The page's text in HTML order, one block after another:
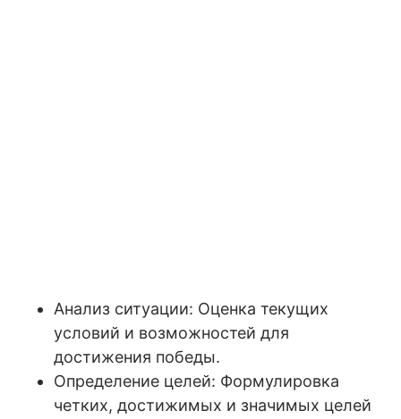
Анализ ситуации: Оценка текущих
условий и возможностей для
достижения победы.
Определение целей: Формулировка
четких, достижимых и значимых целей